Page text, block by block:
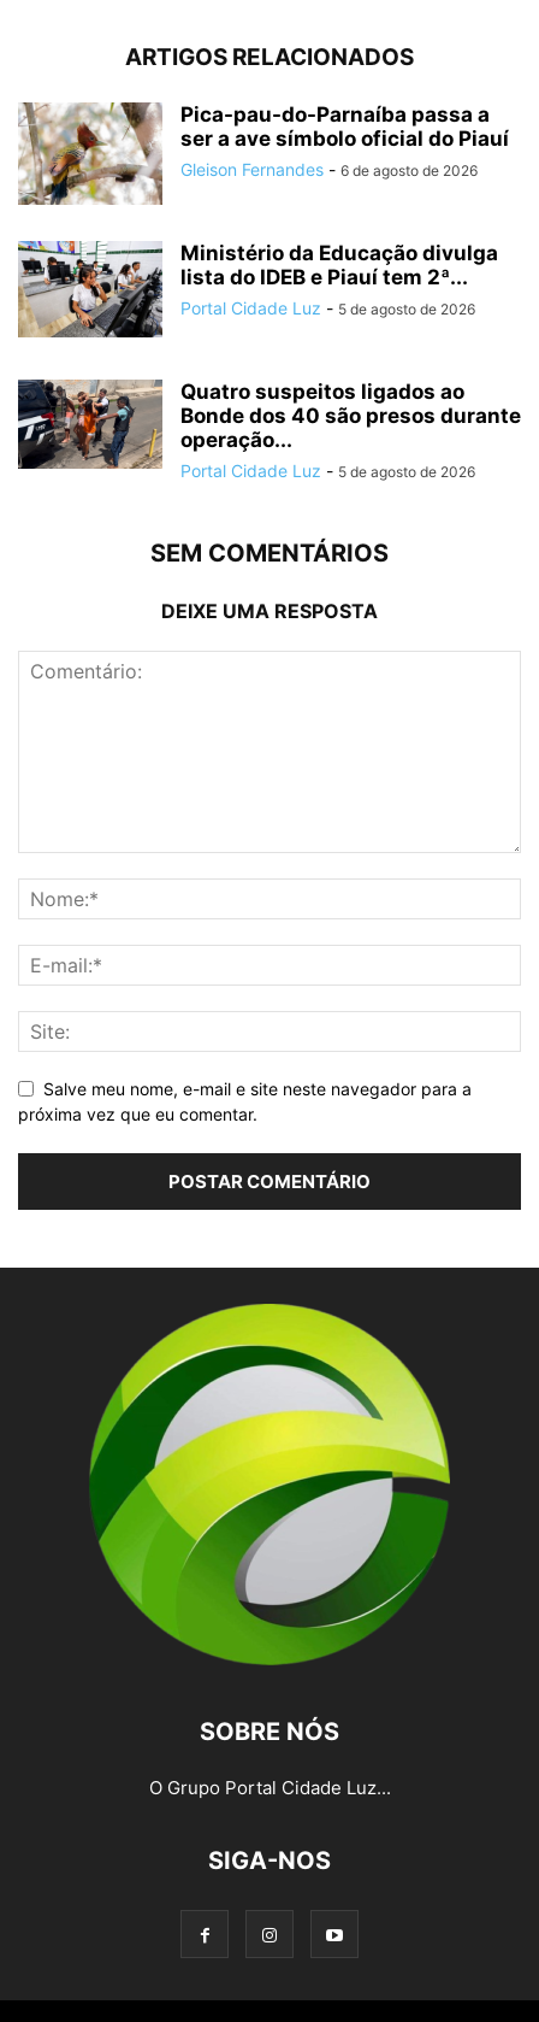
ARTIGOS RELACIONADOS
Pica-pau-do-Parnaíba passa a
ser a ave símbolo oficial do Piauí
Gleison Fernandes - 6 de agosto de 2026
Ministério da Educação divulga
lista do IDEB e Piauí tem 2ª...
Portal Cidade Luz - 5 de agosto de 2026
Quatro suspeitos ligados ao
Bonde dos 40 são presos durante
operação...
Portal Cidade Luz - 5 de agosto de 2026
SEM COMENTÁRIOS
DEIXE UMA RESPOSTA
Salve meu nome, e-mail e site neste navegador para a
próxima vez que eu comentar.
SOBRE NÓS
O Grupo Portal Cidade Luz...
SIGA-NOS